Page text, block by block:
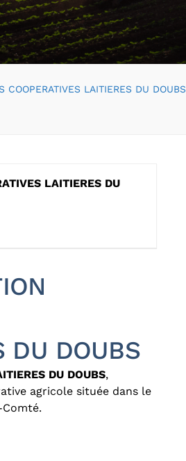
COOPERATIVES LAITIERES DU DOUBS
LAITIERES DU
DU DOUBS
DU DOUBS,
agricole située dans le